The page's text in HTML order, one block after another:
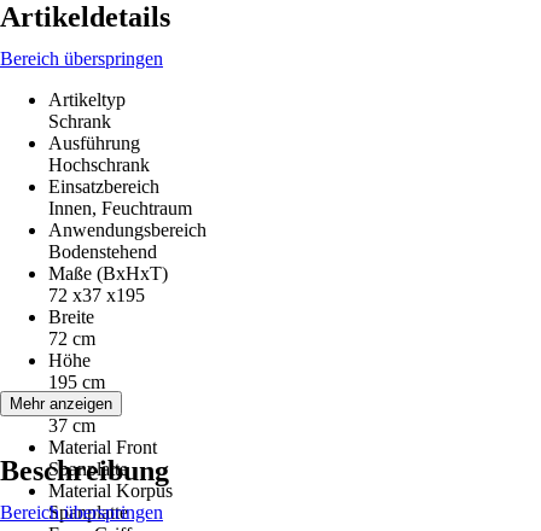
Artikeldetails
Bereich überspringen
Artikeltyp
Schrank
Ausführung
Hochschrank
Einsatzbereich
Innen, Feuchtraum
Anwendungsbereich
Bodenstehend
Maße (BxHxT)
72 x37 x195
Breite
72 cm
Höhe
195 cm
Tiefe
37 cm
Material Front
Spanplatte
Material Korpus
Spanplatte
Mehr anzeigen
Beschreibung
Bereich überspringen